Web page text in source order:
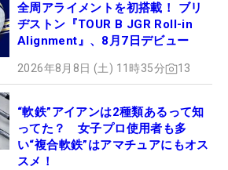
全周アライメントを初搭載！ ブリ
ヂストン『TOUR B JGR Roll-in
Alignment』、8月7日デビュー
2026年8月8日 (土) 11時35分 13
“軟鉄”アイアンは2種類あるって知
ってた？ 女子プロ使用者も多
い“複合軟鉄”はアマチュアにもオス
スメ！